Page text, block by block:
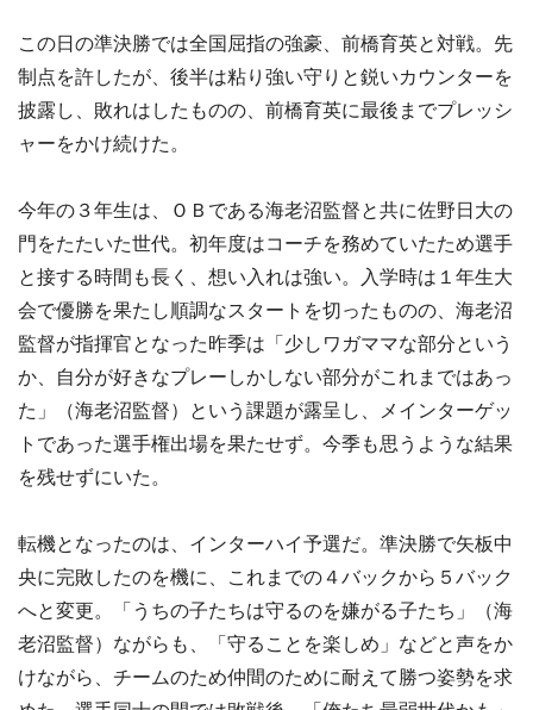
この日の準決勝では全国屈指の強豪、前橋育英と対戦。先
制点を許したが、後半は粘り強い守りと鋭いカウンターを
披露し、敗れはしたものの、前橋育英に最後までプレッシ
ャーをかけ続けた。
今年の３年生は、ＯＢである海老沼監督と共に佐野日大の
門をたたいた世代。初年度はコーチを務めていたため選手
と接する時間も長く、想い入れは強い。入学時は１年生大
会で優勝を果たし順調なスタートを切ったものの、海老沼
監督が指揮官となった昨季は「少しワガママな部分という
か、自分が好きなプレーしかしない部分がこれまではあっ
た」（海老沼監督）という課題が露呈し、メインターゲッ
トであった選手権出場を果たせず。今季も思うような結果
を残せずにいた。
転機となったのは、インターハイ予選だ。準決勝で矢板中
央に完敗したのを機に、これまでの４バックから５バック
へと変更。「うちの子たちは守るのを嫌がる子たち」（海
老沼監督）ながらも、「守ることを楽しめ」などと声をか
けながら、チームのため仲間のために耐えて勝つ姿勢を求